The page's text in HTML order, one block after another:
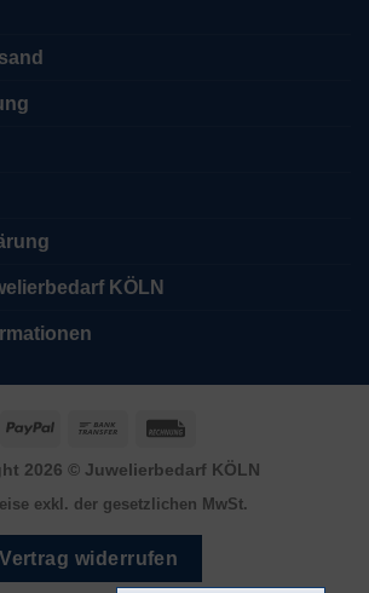
KÖLN
PayPal
Bank
2026 © Juwelierbedarf KÖLN
exkl. der gesetzlichen MwSt.
Vertrag widerrufen